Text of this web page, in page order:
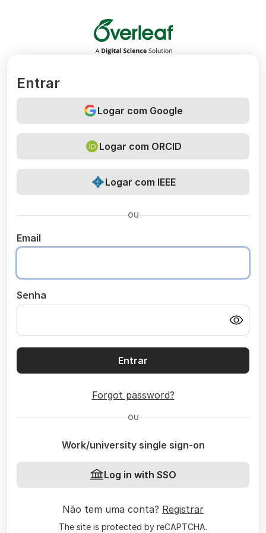
Overleaf
Entrar
Logar com Google
Logar com ORCID
Logar com IEEE
OU
Email
Senha
Entrar
Forgot password?
OU
Work/university single sign-on
Log in with SSO
Não tem uma conta? Registrar
The site is protected by reCAPTCHA.